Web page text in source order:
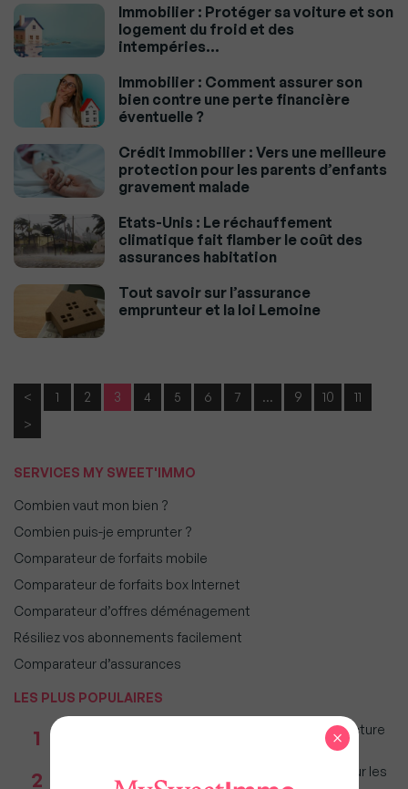
Immobilier : Protéger sa voiture et son
logement du froid et des
intempéries…
Immobilier : Comment assurer son
bien contre une perte financière
éventuelle ?
Crédit immobilier : Vers une meilleure
protection pour les parents d’enfants
gravement malade
Etats-Unis : Le réchauffement
climatique fait flamber le coût des
assurances habitation
Tout savoir sur l’assurance
emprunteur et la loi Lemoine
< 1 2 3 4 5 6 7 … 9 10
11
>
SERVICES MY SWEET'IMMO
Combien vaut mon bien ?
Combien puis-je emprunter ?
Comparateur de forfaits mobile
Comparateur de forfaits box Internet
Comparateur d’offres déménagement
Résiliez vos abonnements facilement
Comparateur d’assurances
LES PLUS POPULAIRES
1
Taxe foncière 2026 : Ces grandes villes où la facture
2
Immobilier : Ce que l’AI Act change vraiment pour les
×